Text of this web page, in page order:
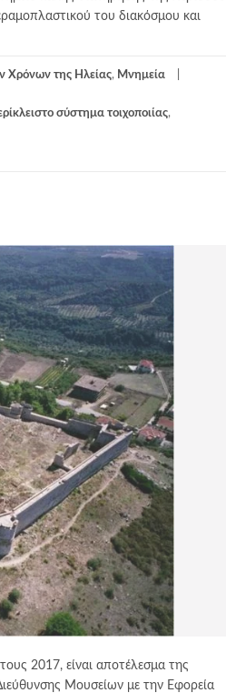
του διακόσμου και
Χρόνων της Ηλείας, Μνημεία
σύστημα τοιχοποιίας,
2017, είναι αποτέλεσμα της
Μουσείων με την Εφορεία